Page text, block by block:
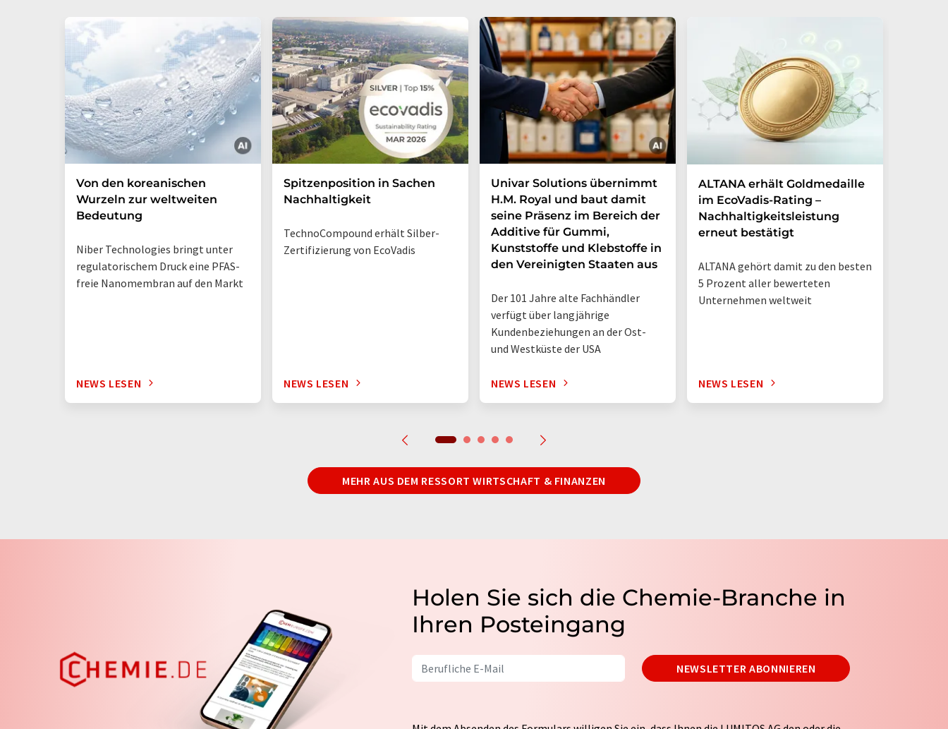
Von den koreanischen
Wurzeln zur weltweiten
Bedeutung
Niber Technologies bringt unter
regulatorischem Druck eine PFAS-
freie Nanomembran auf den Markt
NEWS LESEN
Spitzenposition in Sachen
Nachhaltigkeit
TechnoCompound erhält Silber-
Zertifizierung von EcoVadis
NEWS LESEN
Univar Solutions übernimmt
H.M. Royal und baut damit
seine Präsenz im Bereich der
Additive für Gummi,
Kunststoffe und Klebstoffe in
den Vereinigten Staaten aus
Der 101 Jahre alte Fachhändler
verfügt über langjährige
Kundenbeziehungen an der Ost-
und Westküste der USA
NEWS LESEN
ALTANA erhält Goldmedaille
im EcoVadis-Rating –
Nachhaltigkeitsleistung
erneut bestätigt
ALTANA gehört damit zu den besten
5 Prozent aller bewerteten
Unternehmen weltweit
NEWS LESEN
MEHR AUS DEM RESSORT WIRTSCHAFT & FINANZEN
Holen Sie sich die Chemie-Branche in
Ihren Posteingang
NEWSLETTER ABONNIEREN